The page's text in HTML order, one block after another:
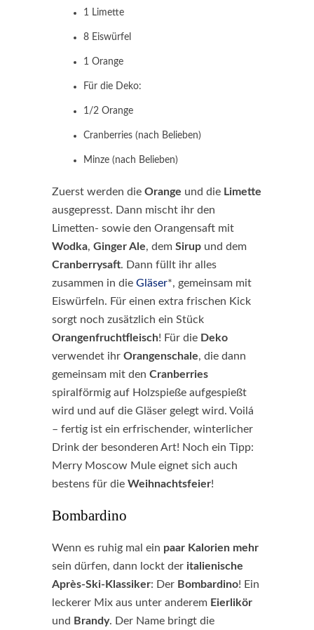
1 Limette
8 Eiswürfel
1 Orange
Für die Deko:
1/2 Orange
Cranberries (nach Belieben)
Minze (nach Belieben)
Zuerst werden die Orange und die Limette
ausgepresst. Dann mischt ihr den
Limetten- sowie den Orangensaft mit
Wodka, Ginger Ale, dem Sirup und dem
Cranberrysaft. Dann füllt ihr alles
zusammen in die Gläser*, gemeinsam mit
Eiswürfeln. Für einen extra frischen Kick
sorgt noch zusätzlich ein Stück
Orangenfruchtfleisch! Für die Deko
verwendet ihr Orangenschale, die dann
gemeinsam mit den Cranberries
spiralförmig auf Holzspieße aufgespießt
wird und auf die Gläser gelegt wird. Voilá
– fertig ist ein erfrischender, winterlicher
Drink der besonderen Art! Noch ein Tipp:
Merry Moscow Mule eignet sich auch
bestens für die Weihnachtsfeier!
Bombardino
Wenn es ruhig mal ein paar Kalorien mehr
sein dürfen, dann lockt der italienische
Après-Ski-Klassiker: Der Bombardino! Ein
leckerer Mix aus unter anderem Eierlikör
und Brandy. Der Name bringt die